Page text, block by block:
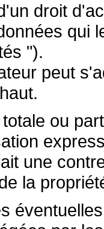
droit
qui
").
peut
ou
une
la